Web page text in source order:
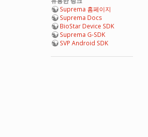
Suprema 홈페이지
Suprema Docs
BioStar Device SDK
Suprema G-SDK
SVP Android SDK